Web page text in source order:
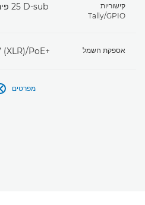
קישוריות
Tally/GPIO
D-sub ‏25 פינים x ‏2
אספקת חשמל (XLR)/PoE+‎
מפרטים